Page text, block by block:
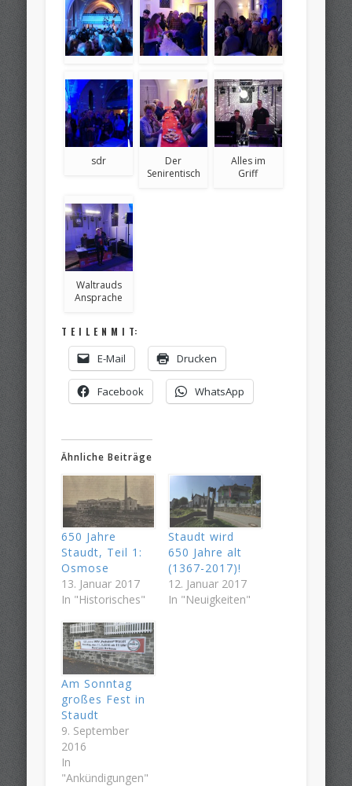
sdr
Der
Senirentisch
Alles im
Griff
Waltrauds
Ansprache
T E I L E N M I T:
E-Mail Drucken
Facebook WhatsApp
Ähnliche Beiträge
650 Jahre
Staudt, Teil 1:
Osmose
13. Januar 2017
In "Historisches"
Staudt wird
650 Jahre alt
(1367-2017)!
12. Januar 2017
In "Neuigkeiten"
Am Sonntag
großes Fest in
Staudt
9. September
2016
In
"Ankündigungen"